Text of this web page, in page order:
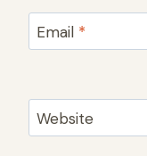
Email *
Website